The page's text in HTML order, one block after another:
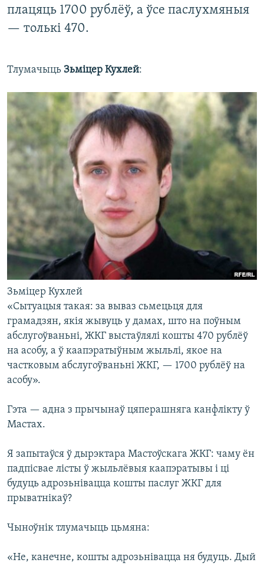
плацяць 1700 рублёў, а ўсе паслухмяныя
— толькі 470.
Тлумачыць Зьміцер Кухлей:
Зьміцер Кухлей
«Сытуацыя такая: за вываз сьмецьця для
грамадзян, якія жывуць у дамах, што на поўным
абслугоўваньні, ЖКГ выстаўлялі кошты 470 рублёў
на асобу, а ў каапэратыўным жыльлі, якое на
частковым абслугоўваньні ЖКГ, — 1700 рублёў на
асобу».
Гэта — адна з прычынаў цяперашняга канфлікту ў
Мастах.
Я запытаўся ў дырэктара Мастоўскага ЖКГ: чаму ён
падпісвае лісты ў жыльлёвыя каапэратывы і ці
будуць адрозьнівацца кошты паслуг ЖКГ для
прыватнікаў?
Чыноўнік тлумачыць цьмяна:
«Не, канечне, кошты адрозьнівацца ня будуць. Дый